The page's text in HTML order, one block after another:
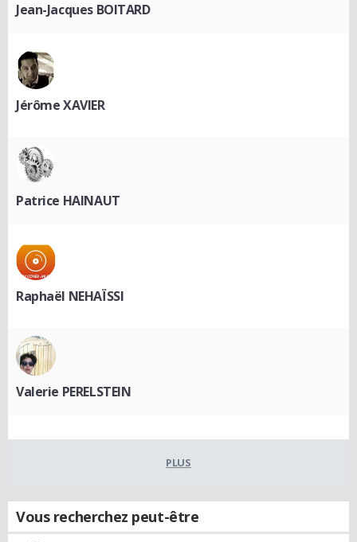
Jean-Jacques BOITARD
Jérôme XAVIER
Patrice HAINAUT
Raphaël NEHAÏSSI
Valerie PERELSTEIN
PLUS
Vous recherchez peut-être